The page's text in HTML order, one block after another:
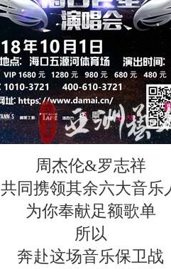
周杰伦&罗志祥
共同携领其余六大音乐
为你奉献足额歌单
所以
奔赴这场音乐保卫战